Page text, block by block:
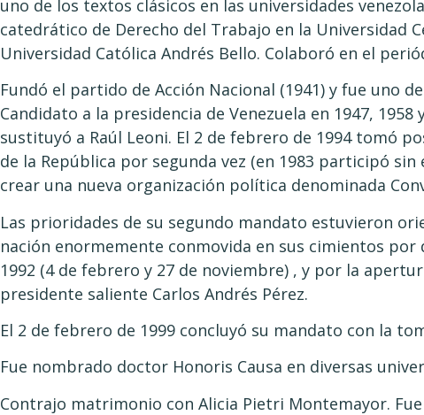
uno de los textos clásicos en las universidades
catedrático de Derecho del Trabajo en la Universidad
Universidad Católica Andrés Bello. Colaboró en el
Fundó el partido de Acción Nacional (1941) y fue uno
Candidato a la presidencia de Venezuela en 1947, 1958
sustituyó a Raúl Leoni. El 2 de febrero de 1994 tomó
de la República por segunda vez (en 1983 participó sin
crear una nueva organización política denominada
Las prioridades de su segundo mandato estuvieron
nación enormemente conmovida en sus cimientos
1992 (4 de febrero y 27 de noviembre) , y por la
presidente saliente Carlos Andrés Pérez.
El 2 de febrero de 1999 concluyó su mandato con la
Fue nombrado doctor Honoris Causa en diversas
Contrajo matrimonio con Alicia Pietri Montemayor.